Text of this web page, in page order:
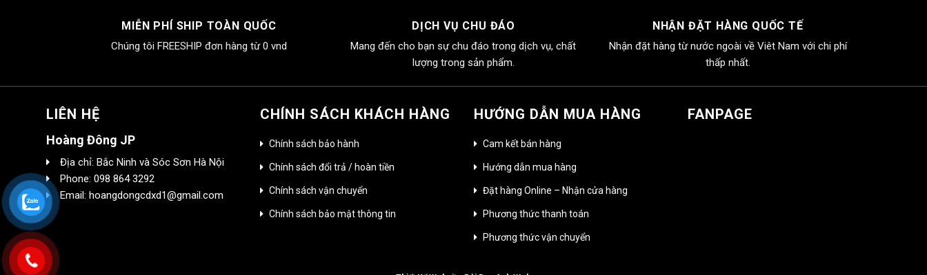
MIỄN PHÍ SHIP TOÀN QUỐC
Chúng tôi FREESHIP đơn hàng từ 0 vnd
DỊCH VỤ CHU ĐÁO
Mang đến cho bạn sự chu đáo trong dịch vụ, chất
lượng trong sản phẩm.
NHẬN ĐẶT HÀNG QUỐC TẾ
Nhận đặt hàng từ nước ngoài về Viêt Nam với chi phí
thấp nhất.
LIÊN HỆ
Hoàng Đông JP
Địa chỉ: Bắc Ninh và Sóc Sơn Hà Nội
Phone: 098 864 3292
Email: hoangdongcdxd1@gmail.com
CHÍNH SÁCH KHÁCH HÀNG
Chính sách bảo hành
Chính sách đổi trả / hoàn tiền
Chính sách vận chuyển
Chính sách bảo mật thông tin
HƯỚNG DẪN MUA HÀNG
Cam kết bán hàng
Hướng dẫn mua hàng
Đặt hàng Online – Nhận cửa hàng
Phương thức thanh toán
Phương thức vận chuyển
FANPAGE